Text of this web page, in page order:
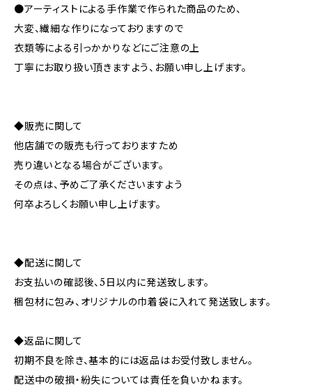
●アーティストによる手作業で作られた商品のため、
大変、繊細な作りになっておりますので
衣類等による引っかかりなどにご注意の上
丁寧にお取り扱い頂きますよう、お願い申し上げます。
◆販売に関して
他店舗での販売も行っておりますため
売り違いとなる場合がございます。
その点は、予めご了承くださいますよう
何卒よろしくお願い申し上げます。
◆配送に関して
お支払いの確認後、5日以内に発送致します。
梱包材に包み、オリジナルの巾着袋に入れて発送致します。
◆返品に関して
初期不良を除き、基本的には返品はお受付致しません。
配送中の破損・紛失については責任を負いかねます。